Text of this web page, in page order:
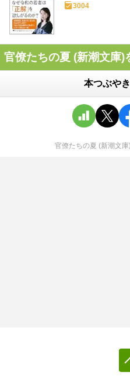
3004
官僚たちの夏 (新潮文庫)
本つぶや
官僚たちの夏 (新潮文庫)